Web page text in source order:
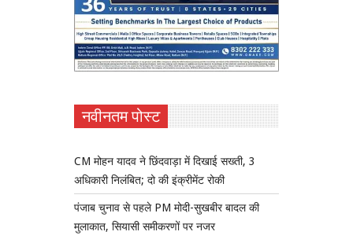
नवीनतम पोस्ट
CM मोहन यादव ने छिंदवाड़ा में दिखाई सख्ती, 3
अधिकारी निलंबित; दो की इंक्रीमेंट रोकी
पंजाब चुनाव से पहले PM मोदी-सुखबीर बादल की
मुलाकात, सियासी समीकरणों पर नजर